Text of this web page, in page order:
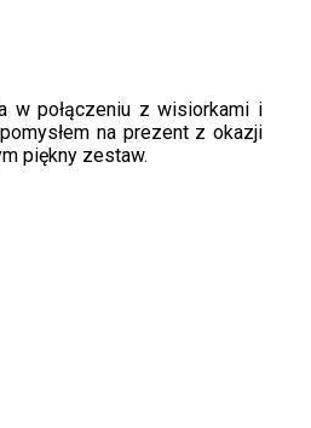
w połączeniu z wisiorkami i
na prezent z okazji
piękny zestaw.